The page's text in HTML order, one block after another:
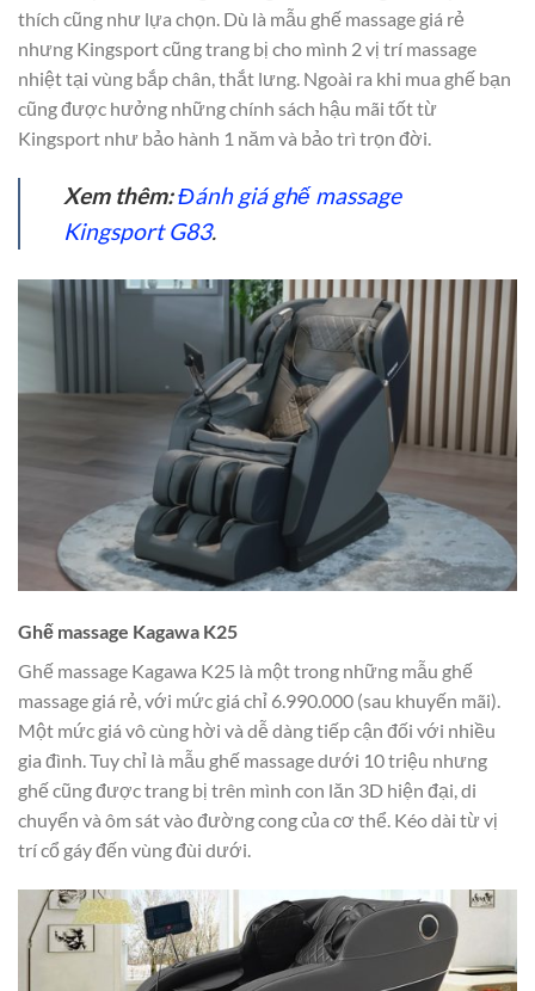
thích cũng như lựa chọn. Dù là mẫu ghế massage giá rẻ
nhưng Kingsport cũng trang bị cho mình 2 vị trí massage
nhiệt tại vùng bắp chân, thắt lưng. Ngoài ra khi mua ghế bạn
cũng được hưởng những chính sách hậu mãi tốt từ
Kingsport như bảo hành 1 năm và bảo trì trọn đời.
Xem thêm:Đánh giá ghế massage
Kingsport G83.
Ghế massage Kagawa K25
Ghế massage Kagawa K25 là một trong những mẫu ghế
massage giá rẻ, với mức giá chỉ 6.990.000 (sau khuyến mãi).
Một mức giá vô cùng hời và dễ dàng tiếp cận đối với nhiều
gia đình. Tuy chỉ là mẫu ghế massage dưới 10 triệu nhưng
ghế cũng được trang bị trên mình con lăn 3D hiện đại, di
chuyển và ôm sát vào đường cong của cơ thể. Kéo dài từ vị
trí cổ gáy đến vùng đùi dưới.